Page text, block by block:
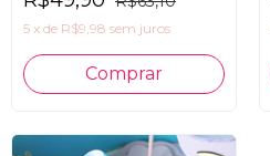
5 x de R$9,98 sem juros
Comprar